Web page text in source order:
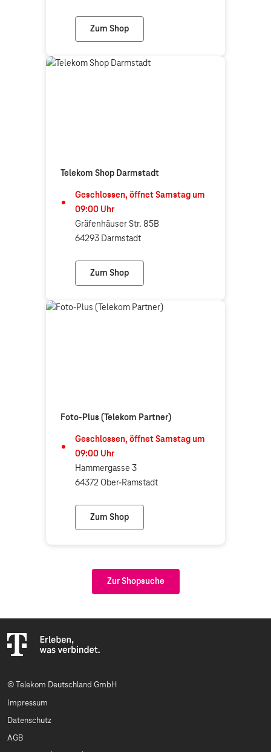
Zum Shop
Mobile Connection (Telekom Partner)
Telekom Shop Darmstadt
Geschlossen, öffnetSamstag um
09:00 Uhr
Gräfenhäuser Str. 85B
64293 Darmstadt
Zum Shop
Telekom Shop Darmstadt
Foto-Plus (Telekom Partner)
Geschlossen, öffnetSamstag um
09:00 Uhr
Hammergasse 3
64372 Ober-Ramstadt
Zum Shop
Foto-Plus (Telekom Partner)
Zur Shopsuche
© Telekom Deutschland GmbH
Impressum
Datenschutz
AGB